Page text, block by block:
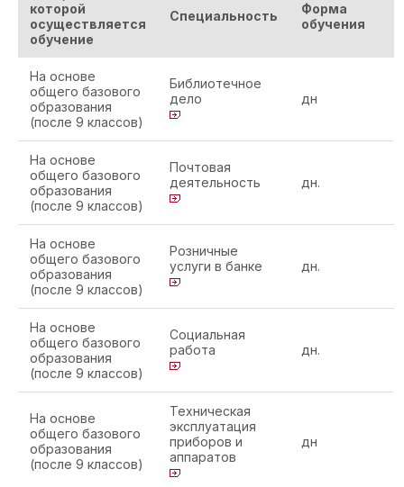
которой
осуществляется
обучение
Специальность
Форма
обучения
На основе
общего базового
образования
(после 9 классов)
Библиотечное
дело
дн
На основе
общего базового
образования
(после 9 классов)
Почтовая
деятельность
дн.
На основе
общего базового
образования
(после 9 классов)
Розничные
услуги в банке
дн.
На основе
общего базового
образования
(после 9 классов)
Социальная
работа
дн.
На основе
общего базового
образования
(после 9 классов)
Техническая
эксплуатация
приборов и
аппаратов
дн